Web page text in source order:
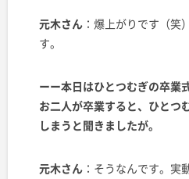
元木さん ：爆上がりです（笑
す。
ーー本日はひとつむぎの卒業
お二人が卒業すると、ひとつ
しまうと聞きましたが。
元木さん ：そうなんです。実